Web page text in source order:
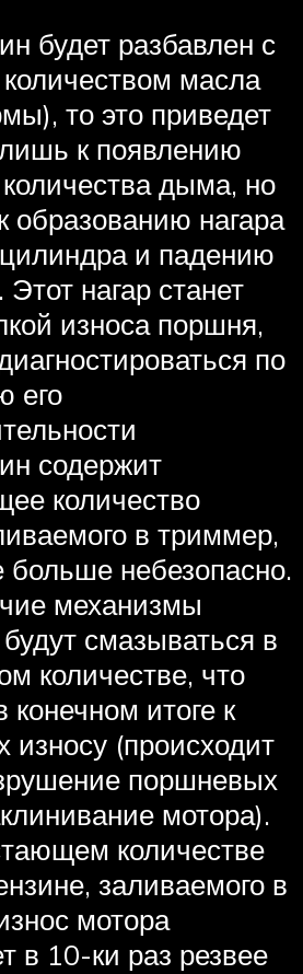
будет разбавлен с
масла
то это приведет
к появлению
количества дыма, но
образованию нагара
и падению
нагар станет
износа поршня,
по
его
содержит
количество
в триммер,
больше небезопасно.
механизмы
смазываться в
количестве, что
конечном итоге к
износу (происходит
поршневых
мотора).
количестве
заливаемого в
мотора
в 10-ки раз резвее